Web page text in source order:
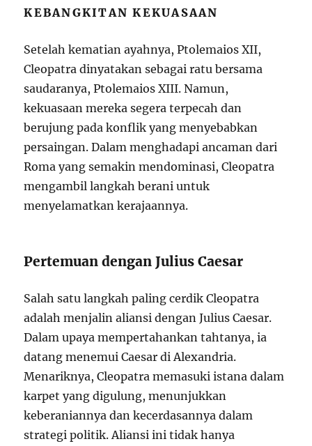
KEBANGKITAN KEKUASAAN
Setelah kematian ayahnya, Ptolemaios XII,
Cleopatra dinyatakan sebagai ratu bersama
saudaranya, Ptolemaios XIII. Namun,
kekuasaan mereka segera terpecah dan
berujung pada konflik yang menyebabkan
persaingan. Dalam menghadapi ancaman dari
Roma yang semakin mendominasi, Cleopatra
mengambil langkah berani untuk
menyelamatkan kerajaannya.
Pertemuan dengan Julius Caesar
Salah satu langkah paling cerdik Cleopatra
adalah menjalin aliansi dengan Julius Caesar.
Dalam upaya mempertahankan tahtanya, ia
datang menemui Caesar di Alexandria.
Menariknya, Cleopatra memasuki istana dalam
karpet yang digulung, menunjukkan
keberaniannya dan kecerdasannya dalam
strategi politik. Aliansi ini tidak hanya